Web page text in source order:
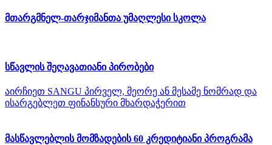
მთარგმნელ-თარჯიმანთა უმაღლესი სკოლა
სწავლის შეღავათიანი პირობები
აირჩიეთ SANGU პირველ, მეორე ან მესამე ნომრად და
ისარგებლეთ ფინანსური მხარდაჭერით
მასწავლებლის მომზადების 60 კრედიტიანი პროგრამა